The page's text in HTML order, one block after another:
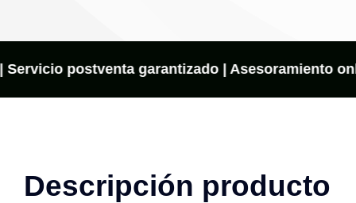
App
cantidad
postventa garantizado | Asesoramiento
Descripción producto